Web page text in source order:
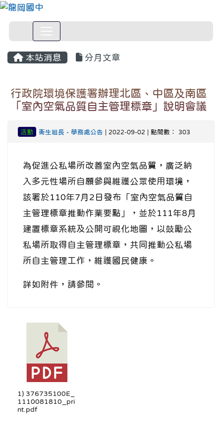
本站消息 分月文章
行政院環境保護署辦理北區、中區及南區
「室內空氣品質自主管理標章」說明會議
活動 衛生組長 - 學務處公告 | 2022-09-02 | 點閱數： 303
為促進公私場所改善室內空氣品質，廣泛納
入多元性場所自願參與維護公眾使用環境，
該署於110年7月2日發布「室內空氣品質自
主管理標章推動作業要點」，並於111年8月
建置標章系統及公開可視化地圖，以鼓勵公
私場所取得自主管理標章，共同推動公私場
所自主管理工作，維護國民健康。
詳如附件，請參閱。
1) 376735100E_
1110081810_pri
nt.pdf